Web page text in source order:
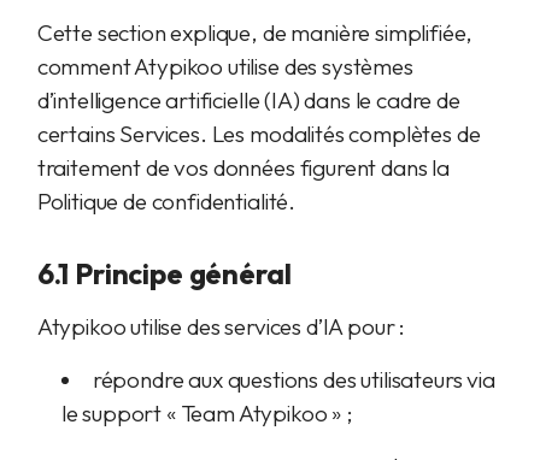
Cette section explique, de manière simplifiée,
comment Atypikoo utilise des systèmes
d’intelligence artificielle (IA) dans le cadre de
certains Services. Les modalités complètes de
traitement de vos données figurent dans la
Politique de confidentialité.
6.1 Principe général
Atypikoo utilise des services d’IA pour :
répondre aux questions des utilisateurs via
le support « Team Atypikoo » ;